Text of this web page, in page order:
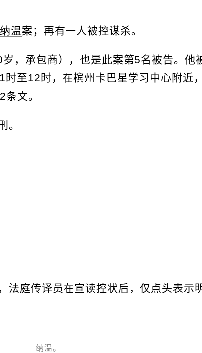
纳温案；再有一人被控谋杀。
，承包商），也是此案第5名被告。他
至12时，在槟州卡巴星学习中心附近
文。
。
法庭传译员在宣读控状后，仅点头表示
纳温。